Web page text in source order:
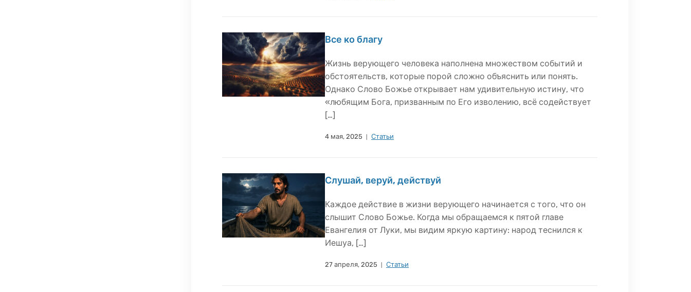
Все ко благу
Жизнь верующего человека наполнена множеством событий и
обстоятельств, которые порой сложно объяснить или понять.
Однако Слово Божье открывает нам удивительную истину, что
«любящим Бога, призванным по Его изволению, всё содействует
[…]
4 мая, 2025 Статьи
Слушай, веруй, действуй
Каждое действие в жизни верующего начинается с того, что он
слышит Слово Божье. Когда мы обращаемся к пятой главе
Евангелия от Луки, мы видим яркую картину: народ теснился к
Иешуа, […]
27 апреля, 2025 Статьи